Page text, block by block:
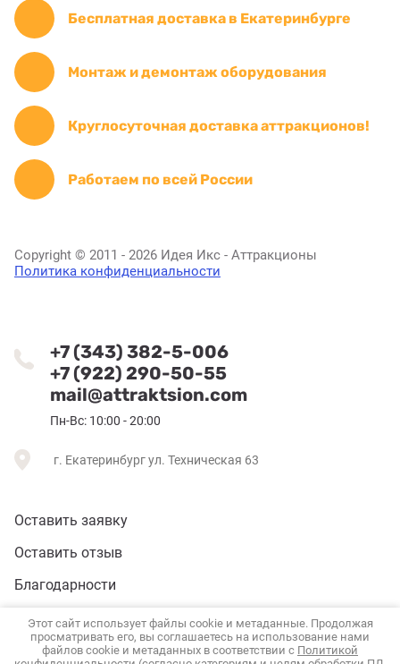
Бесплатная доставка в Екатеринбурге
Монтаж и демонтаж оборудования
Круглосуточная доставка аттракционов!
Работаем по всей России
Copyright © 2011 - 2026 Идея Икс - Аттракционы
Политика конфиденциальности
+7 (343) 382-5-006
+7 (922) 290-50-55
mail@attraktsion.com
Пн-Вс: 10:00 - 20:00
г. Екатеринбург ул. Техническая 63
Оставить заявку
Оставить отзыв
Благодарности
Карта сайта
Этот сайт использует файлы cookie и метаданные. Продолжая
просматривать его, вы соглашаетесь на использование нами
файлов cookie и метаданных в соответствии с Политикой